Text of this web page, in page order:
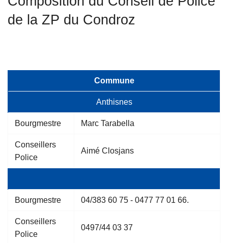
de la ZP du Condroz
Commune
Anthisnes
Bourgmestre Marc Tarabella
Conseillers
Police
Aimé Closjans
Bourgmestre 04/383 60 75 - 0477 77 01 66.
Conseillers
Police
0497/44 03 37